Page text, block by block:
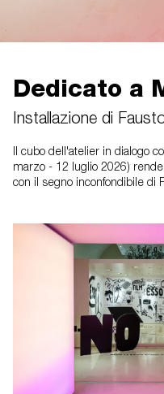
Dedicato a
Installazione di
Il cubo dell'atelier in dialogo
marzo - 12 luglio 2026)
con il segno inconfondibile di